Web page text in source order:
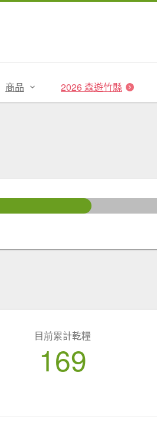
商品 2026 森遊竹縣
目前累計乾糧
169